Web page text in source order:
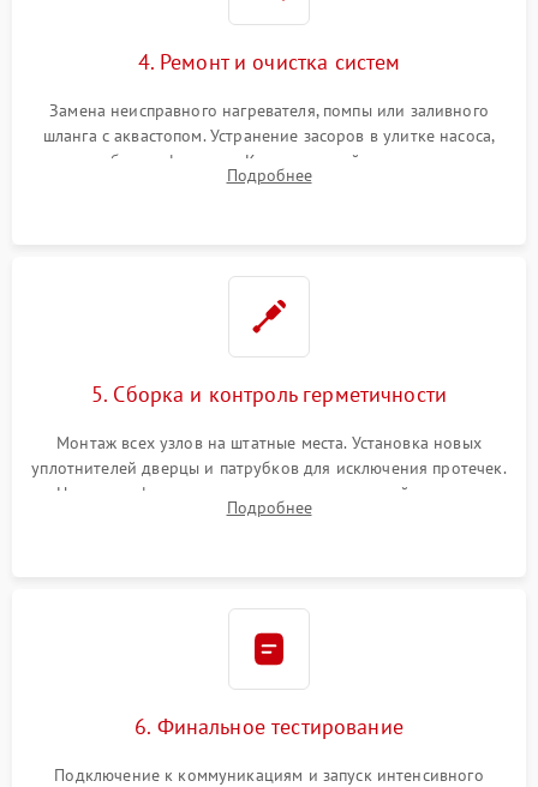
4. Ремонт и очистка систем
Замена неисправного нагревателя, помпы или заливного
шланга с аквастопом. Устранение засоров в улитке насоса,
патрубках и фильтрах. Компонентный ремонт платы
управления, восстановление поврежденной проводки.
Подробнее
5. Сборка и контроль герметичности
Монтаж всех узлов на штатные места. Установка новых
уплотнителей дверцы и патрубков для исключения протечек.
Надежная фиксация хомутов гидравлической системы,
сборка корпуса и установка датчика поплавка.
Подробнее
6. Финальное тестирование
Подключение к коммуникациям и запуск интенсивного